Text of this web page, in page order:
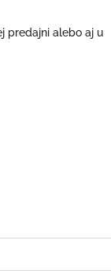
predajni alebo aj u